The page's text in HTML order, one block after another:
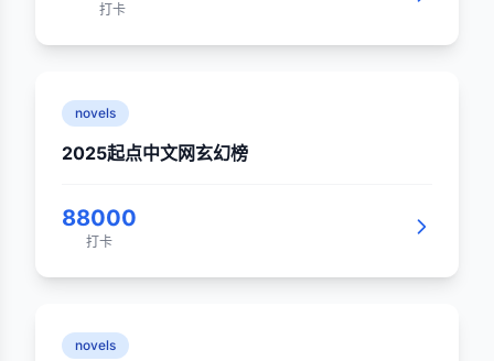
打卡
novels
2025起点中文网玄幻榜
88000
打卡
novels